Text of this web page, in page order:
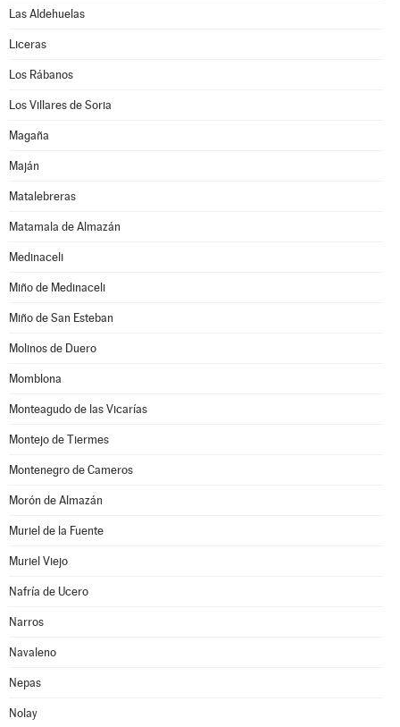
Las Aldehuelas
Liceras
Los Rábanos
Los Villares de Soria
Magaña
Maján
Matalebreras
Matamala de Almazán
Medinaceli
Miño de Medinaceli
Miño de San Esteban
Molinos de Duero
Momblona
Monteagudo de las Vicarías
Montejo de Tiermes
Montenegro de Cameros
Morón de Almazán
Muriel de la Fuente
Muriel Viejo
Nafría de Ucero
Narros
Navaleno
Nepas
Nolay